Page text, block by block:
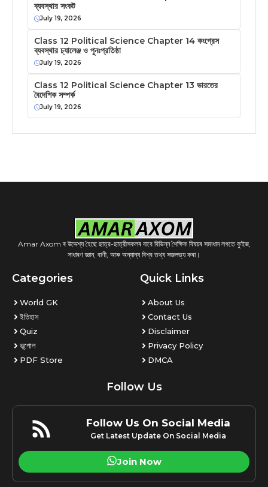
ব্যবস্থার সংকট
July 19, 2026
Class 12 Political Science Chapter 14 কংগ্রেস
ব্যবস্থার চ্যালেঞ্জ ও পুনঃপ্রতিষ্ঠা
July 19, 2026
Class 12 Political Science Chapter 13 ভারতের
বৈদেশিক সম্পর্ক
July 19, 2026
Amar Axom ৰ উদ্দেশ্য হৈছে ছাত্র-ছাত্রীসকলৰ বাবে বিভিন্ন শৈক্ষিক বিষয়ৰ সমাধান লগতে কুইজ,
সাধাৰণ জ্ঞান, বাণী, আৰু অন্যান্য বিশ্ব তথ্য সজলভ্য কৰা।
Categories
World GK
ইতিহাস
Quiz
ভূগোল
PDF Store
Quick Links
About Us
Contact Us
Disclaimer
Privacy Policy
DMCA
Follow Us
Follow Us On Social Media
Get Latest Update On Social Media
Join Now